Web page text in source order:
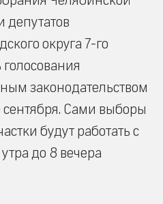
депутатов
округа 7-го
законодательством
сентября. Сами выборы
будут работать с
до 8 вечера